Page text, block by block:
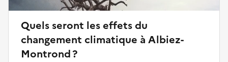
Quels seront les effets du
changement climatique à Albiez-
Montrond ?